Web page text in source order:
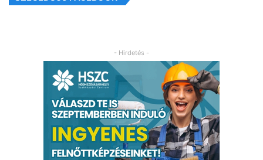
- Hirdetés -